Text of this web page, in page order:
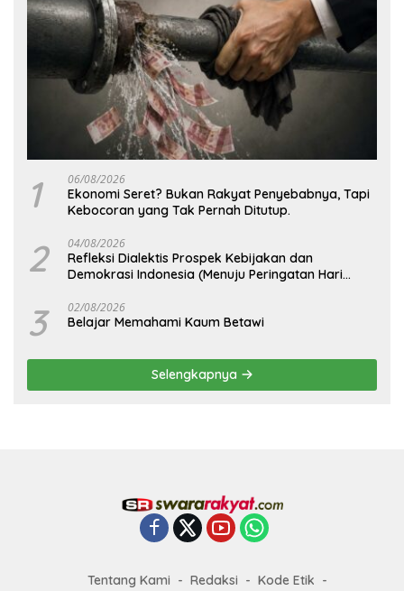
1 06/08/2026
Ekonomi Seret? Bukan Rakyat Penyebabnya, Tapi
Kebocoran yang Tak Pernah Ditutup.
2 04/08/2026
Refleksi Dialektis Prospek Kebijakan dan
Demokrasi Indonesia (Menuju Peringatan Hari
3 02/08/2026
Belajar Memahami Kaum Betawi
Selengkapnya
Tentang Kami Redaksi Kode Etik